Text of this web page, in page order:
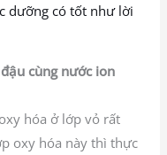
dưỡng có tốt như lời
cùng nước ion
hóa ở lớp vỏ rất
oxy hóa này thì thực